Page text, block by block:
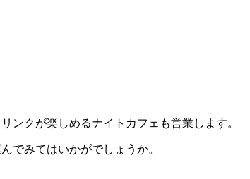
ンクが楽しめるナイトカフェも営業します。
でみてはいかがでしょうか。